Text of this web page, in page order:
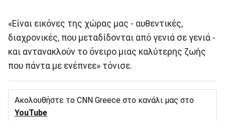
«Είναι εικόνες της χώρας μας - αυθεντικές,
διαχρονικές, που μεταδίδονται από γενιά σε γενιά -
και αντανακλούν το όνειρο μιας καλύτερης ζωής
που πάντα με ενέπνεε» τόνισε.
Ακολουθήστε το CNN Greece στο κανάλι μας στο
YouTube